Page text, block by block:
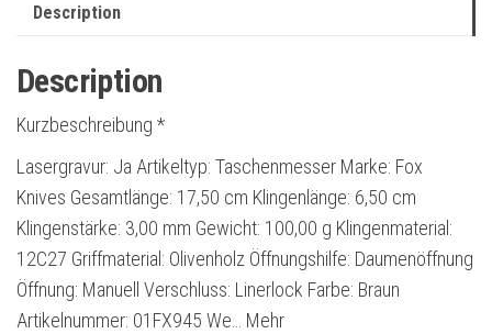
Description
Description
Kurzbeschreibung *
Lasergravur: Ja Artikeltyp: Taschenmesser Marke: Fox
Knives Gesamtlänge: 17,50 cm Klingenlänge: 6,50 cm
Klingenstärke: 3,00 mm Gewicht: 100,00 g Klingenmaterial:
12C27 Griffmaterial: Olivenholz Öffnungshilfe: Daumenöffnung
Öffnung: Manuell Verschluss: Linerlock Farbe: Braun
Artikelnummer: 01FX945 We… Mehr